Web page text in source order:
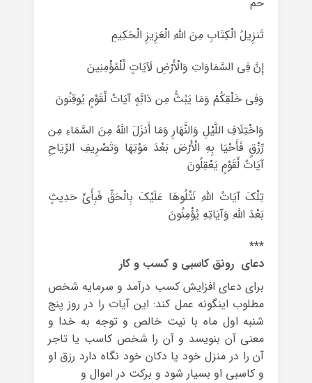
تَنزِیلُ الْکِتَابِ مِنَ اللَّهِ الْعَزِیزِ الْحَکِیمِ
إِنَّ فِی السَّمَاوَاتِ وَالْأَرْضِ لَآیَاتٍ لِّلْمُؤْمِنِینَ
وَفِی خَلْقِکُمْ وَمَا یَبُثُّ مِن دَابَّهٍ آیَاتٌ لِّقَوْمٍ یُوقِنُونَ
وَاخْتِلَافِ اللَّیْلِ وَالنَّهَارِ وَمَا أَنزَلَ اللَّهُ مِنَ السَّمَاءِ مِن
رِّزْقٍ فَأَحْیَا بِهِ الْأَرْضَ بَعْدَ مَوْتِهَا وَتَصْرِیفِ الرِّیَاحِ
آیَاتٌ لِّقَوْمٍ یَعْقِلُونَ
تِلْکَ آیَاتُ اللَّهِ نَتْلُوهَا عَلَیْکَ بِالْحَقِّ فَبِأَیِّ حَدِیثٍ
بَعْدَ اللَّهِ وَآیَاتِهِ یُؤْمِنُونَ
***
دعای رونق کاسبی و کسب و کار
برای دعای افزایش کسب درآمد و سرمایه شخص
مطلوب اینگونه عمل کند: این آیات را در روز پنج
شنبه اول ماه با نیت خالص و توجه به خدا و
معنی آن بنویسد و آن را شخص کاسب یا تاجر
آن را در منزل خود یا دکان خود نگاه دارد رزق او
و کاسبی او بسیار شود و برکت در اموال و